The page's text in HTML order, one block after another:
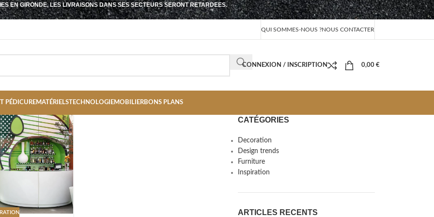
EN GIRONDE, LES LIVRAISONS DANS SES SECTEURS SERONT RETARDEES.
QUI SOMMES-NOUS ?NOUS CONTACTER
CONNEXION / INSCRIPTION 0,00 €
PÉDICUREMATÉRIELSTECHNOLOGIEMOBILIERBONS PLANS
CATÉGORIES
Decoration
Design trends
Furniture
Inspiration
ARTICLES RECENTS